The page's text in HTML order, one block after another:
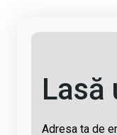
Lasă
Adresa ta de